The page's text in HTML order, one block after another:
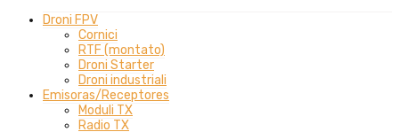
Droni FPV
Cornici
RTF (montato)
Droni Starter
Droni industriali
Emisoras/Receptores
Moduli TX
Radio TX